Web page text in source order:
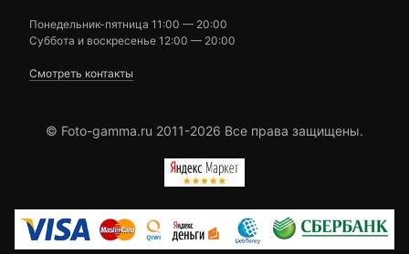
Понедельник-пятница 11:00 — 20:00
Суббота и воскресенье 12:00 — 20:00
Смотреть контакты
© Foto-gamma.ru 2011-2026 Все права защищены.